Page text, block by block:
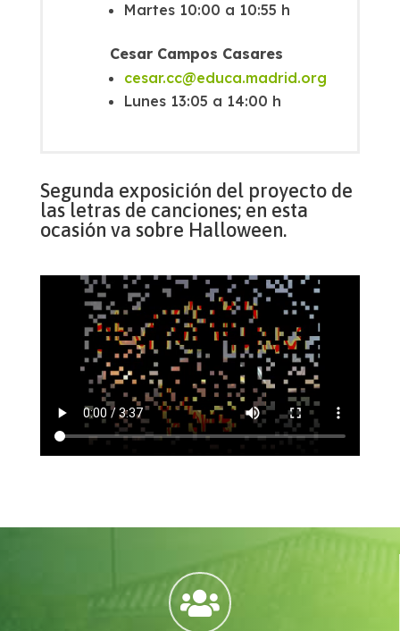
Martes 10:00 a 10:55 h
Cesar Campos Casares
cesar.cc@educa.madrid.org
Lunes 13:05 a 14:00 h
Segunda exposición del proyecto de
las letras de canciones; en esta
ocasión va sobre Halloween.
